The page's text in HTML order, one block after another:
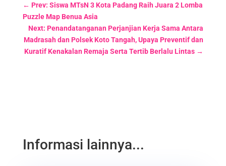
← Prev: Siswa MTsN 3 Kota Padang Raih Juara 2 Lomba
Puzzle Map Benua Asia
Next: Penandatanganan Perjanjian Kerja Sama Antara
Madrasah dan Polsek Koto Tangah, Upaya Preventif dan
Kuratif Kenakalan Remaja Serta Tertib Berlalu Lintas →
Informasi lainnya...